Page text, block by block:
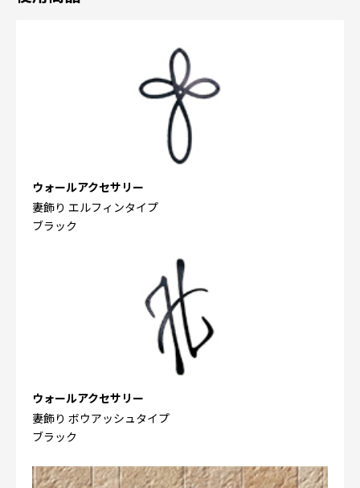
ウォールアクセサリー
妻飾り エルフィンタイプ
ブラック
ウォールアクセサリー
妻飾り ボウアッシュタイプ
ブラック